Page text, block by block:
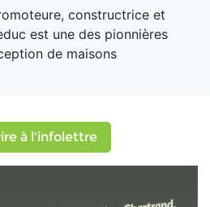
constructrice et
est une des pionnières
de maisons
à l'infolettre